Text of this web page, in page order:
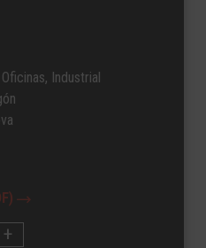
, Industrial